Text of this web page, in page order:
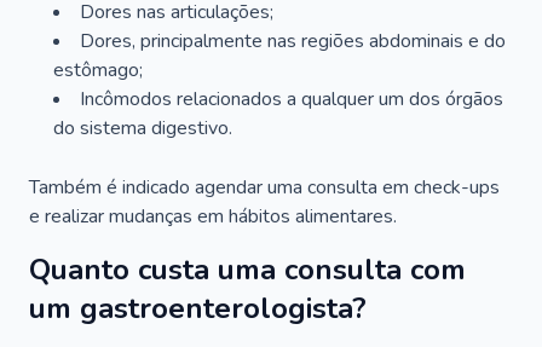
Dores nas articulações;
Dores, principalmente nas regiões abdominais e do
estômago;
Incômodos relacionados a qualquer um dos órgãos
do sistema digestivo.
Também é indicado agendar uma consulta em check-ups
e realizar mudanças em hábitos alimentares.
Quanto custa uma consulta com
um gastroenterologista?